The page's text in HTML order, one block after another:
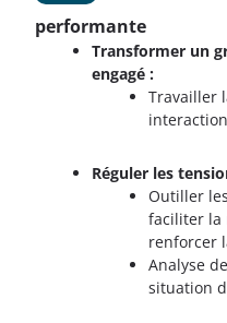
performante
Transformer un
engagé :
Travailler
Réguler les
Outiller
faciliter la
renforcer
Analyse
situation